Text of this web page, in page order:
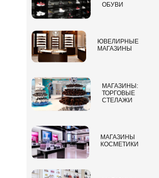
ОБУВИ
ЮВЕЛИРНЫЕ
МАГАЗИНЫ
МАГАЗИНЫ:
ТОРГОВЫЕ
СТЕЛАЖИ
МАГАЗИНЫ
КОСМЕТИКИ